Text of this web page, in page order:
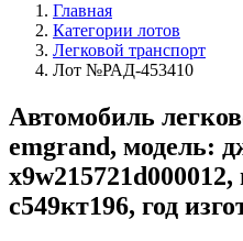
Главная
Категории лотов
Легковой транспорт
Лот №РАД-453410
Автомобиль
emgrand, модель:
x9w215721d000012,
с549кт196, год